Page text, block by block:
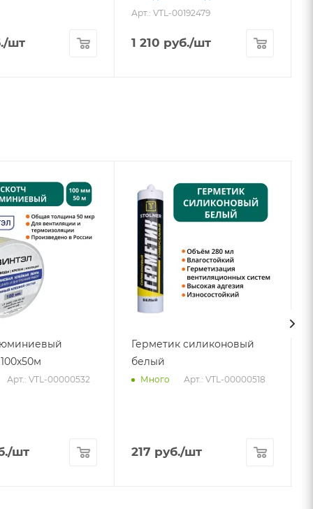
/шт
Арт.: VTL-00192479
1 210 руб./шт
Арт.: VTL-00000532
/шт
Герметик силиконовый
белый
Много Арт.: VTL-00000518
217 руб./шт